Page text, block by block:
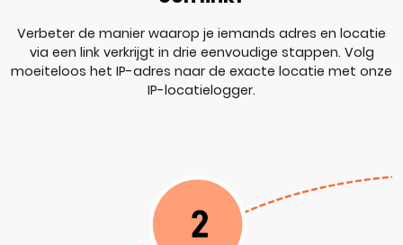
Verbeter de manier waarop je iemands adres en locatie
via een link verkrijgt in drie eenvoudige stappen. Volg
moeiteloos het IP-adres naar de exacte locatie met onze
IP-locatielogger.